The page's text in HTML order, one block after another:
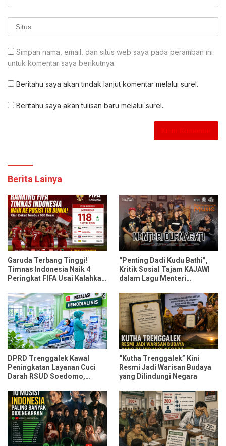
Simpan nama, email, dan situs web saya pada peramban ini
untuk komentar saya berikutnya.
Beritahu saya akan tindak lanjut komentar melalui surel.
Beritahu saya akan tulisan baru melalui surel.
Berita Lainya
Garuda Terbang Tinggi!
Timnas Indonesia Naik 4
Peringkat FIFA Usai Kalahkan
“Penting Dadi Kudu Bathi”,
Kritik Sosial Tajam KAJAWI
dalam Lagu Menteri
DPRD Trenggalek Kawal
Peningkatan Layanan Cuci
Darah RSUD Soedomo,
Pasien Sekali Pelayanan
“Kutha Trenggalek” Kini
Resmi Jadi Warisan Budaya
yang Dilindungi Negara